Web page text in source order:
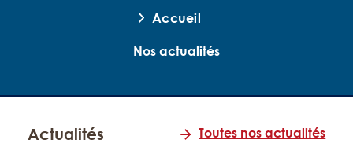
Accueil
Nos actualités
Actualités Toutes nos actualités